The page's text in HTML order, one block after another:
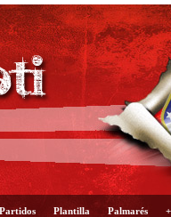
Partidos Plantilla Palmarés